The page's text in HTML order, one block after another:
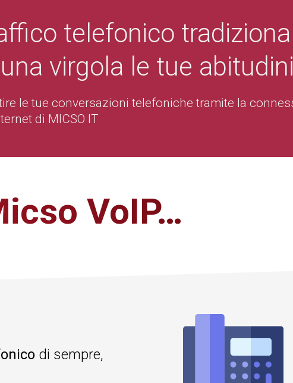
telefonico
virgola le tue
le tue conversazioni telefoniche tramite la
di MICSO IT
VoIP…
di sempre,